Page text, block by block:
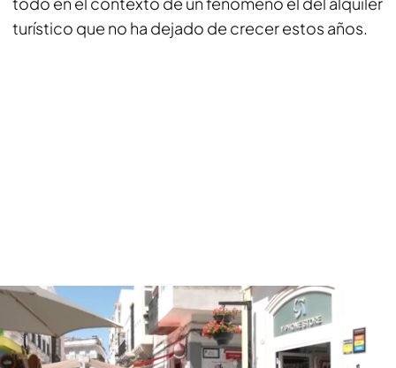
turístico que no ha dejado de crecer estos años.
Chiclana frena las licencias de los pisos turísticos ante la gran cantidad de
turismo
¿Cuántas viviendas de este tipo hay en
España?